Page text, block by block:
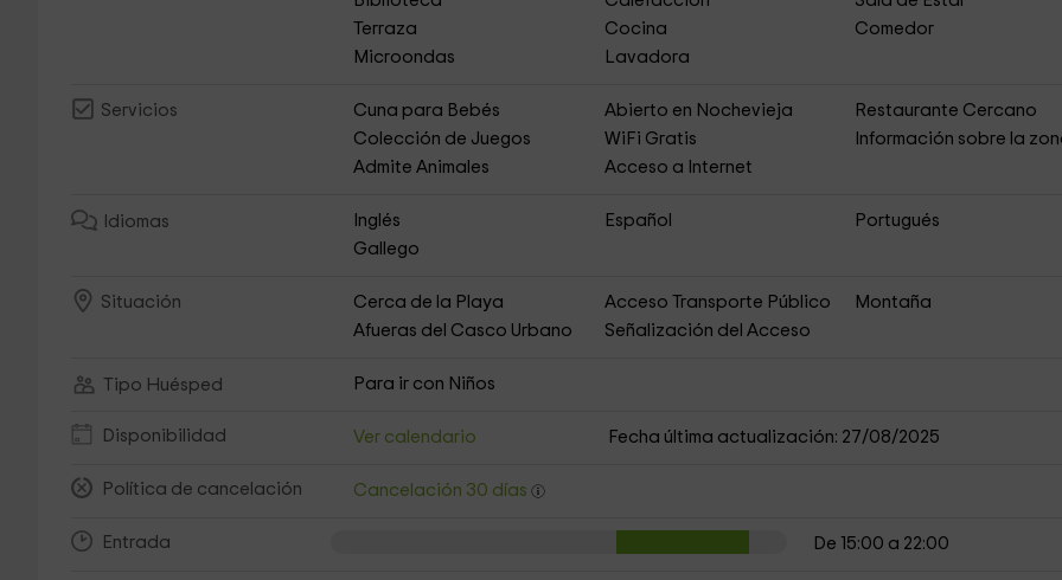
Terraza
Cocina
Comedor
Microondas
Lavadora
Servicios Cuna para Bebés Abierto en Nochevieja
Restaurante Cercano
Colección de Juegos
WiFi Gratis
Información sobre la
Admite Animales
Acceso a Internet
Idiomas Inglés Español
Portugués
Gallego
Situación Cerca de la Playa Acceso Transporte Público
Montaña
Afueras del Casco Urbano
Señalización del Acceso
Tipo Huésped Para ir con Niños
Disponibilidad Ver calendario Fecha última actualización: 27/08/2025
Política de cancelación Cancelación 30 días
Entrada De 15:00 a 22:00